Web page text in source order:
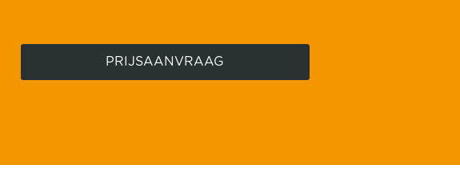
PRIJSAANVRAAG